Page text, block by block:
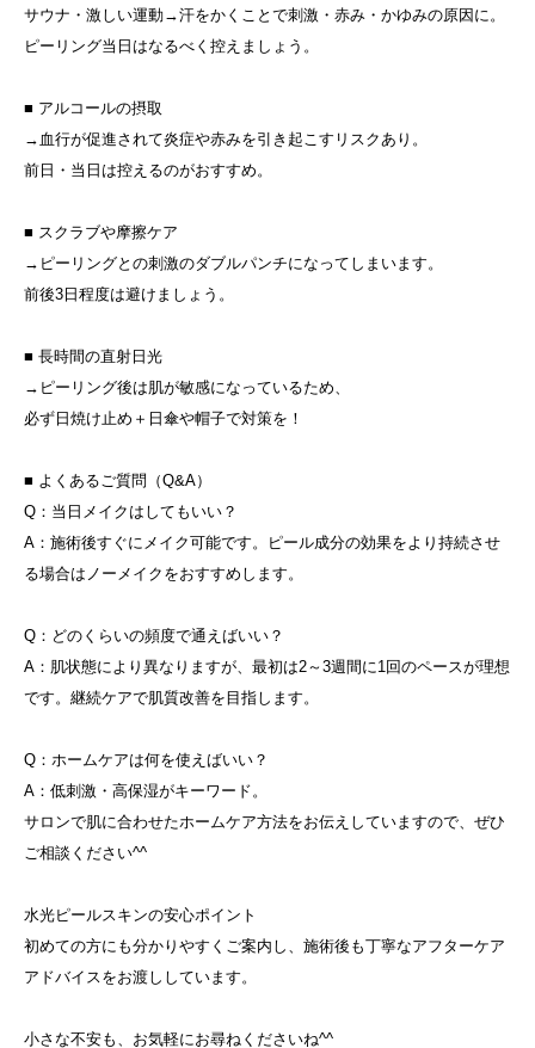
サウナ・激しい運動→汗をかくことで刺激・赤み・かゆみの原因に。
ピーリング当日はなるべく控えましょう。
■ アルコールの摂取
→血行が促進されて炎症や赤みを引き起こすリスクあり。
前日・当日は控えるのがおすすめ。
■ スクラブや摩擦ケア
→ピーリングとの刺激のダブルパンチになってしまいます。
前後3日程度は避けましょう。
■ 長時間の直射日光
→ピーリング後は肌が敏感になっているため、
必ず日焼け止め＋日傘や帽子で対策を！
■ よくあるご質問（Q&A）
Q：当日メイクはしてもいい？
A：施術後すぐにメイク可能です。ピール成分の効果をより持続させ
る場合はノーメイクをおすすめします。
Q：どのくらいの頻度で通えばいい？
A：肌状態により異なりますが、最初は2～3週間に1回のペースが理想
です。継続ケアで肌質改善を目指します。
Q：ホームケアは何を使えばいい？
A：低刺激・高保湿がキーワード。
サロンで肌に合わせたホームケア方法をお伝えしていますので、ぜひ
ご相談ください^^
水光ピールスキンの安心ポイント
初めての方にも分かりやすくご案内し、施術後も丁寧なアフターケア
アドバイスをお渡ししています。
小さな不安も、お気軽にお尋ねくださいね^^